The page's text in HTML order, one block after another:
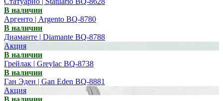
В наличии
Аргенто | Argento BQ-8780
В наличии
Диаманте | Diamante BQ-8788
Акция
В наличии
Грейлак | Greylac BQ-8738
В наличии
Ган Эден | Gan Eden BQ-8881
Акция
В наличии